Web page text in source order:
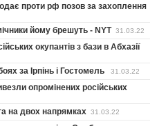
проти рф позов за захоплення
йому брешуть - NYT 31.03.22
окупантів з бази в Абхазії
за Ірпінь і Гостомель 31.03.22
опромінених російських
на двох напрямках 31.03.22